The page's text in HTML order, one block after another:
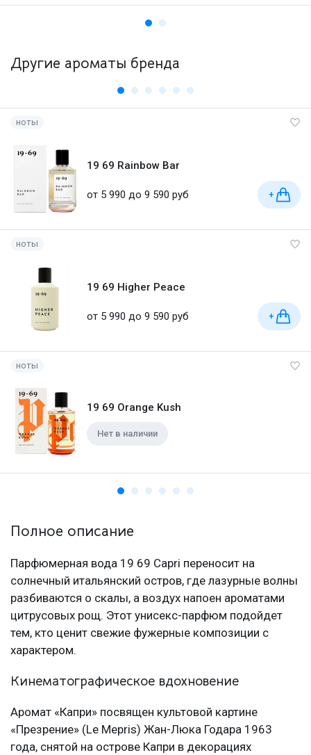
Другие ароматы бренда
ноты
19 69 Rainbow Bar
от 5 990 до 9 590 руб +
ноты
19 69 Higher Peace
от 5 990 до 9 590 руб +
ноты
19 69 Orange Kush
Нет в наличии
Полное описание
Парфюмерная вода 19 69 Capri переносит на
солнечный итальянский остров, где лазурные волны
разбиваются о скалы, а воздух напоен ароматами
цитрусовых рощ. Этот унисекс-парфюм подойдет
тем, кто ценит свежие фужерные композиции с
характером.
Кинематографическое вдохновение
Аромат «Капри» посвящен культовой картине
«Презрение» (Le Mepris) Жан-Люка Годара 1963
года, снятой на острове Капри в декорациях